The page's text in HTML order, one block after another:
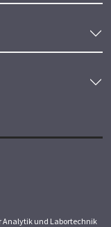
Analytik und Labortechnik